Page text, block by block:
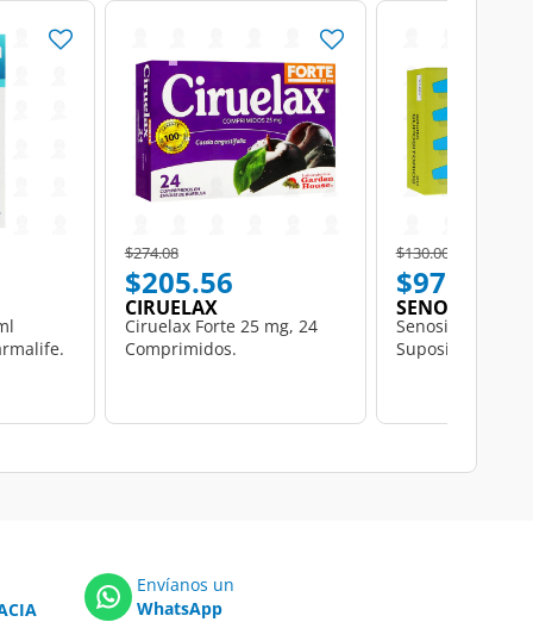
Price reduced from
$274.08to
$205.56
CIRUELAX
Ciruelax Forte 25 mg, 24
Comprimidos.
Price reduced from
$130.00
$97.50
SENOSIAIN
Senosiain
Supositorios.
Envíanos un
WhatsApp